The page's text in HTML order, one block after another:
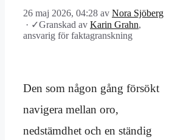
26 maj 2026, 04:28 av Nora Sjöberg
· ✓Granskad av Karin Grahn,
ansvarig för faktagranskning
Den som någon gång försökt
navigera mellan oro,
nedstämdhet och en ständig